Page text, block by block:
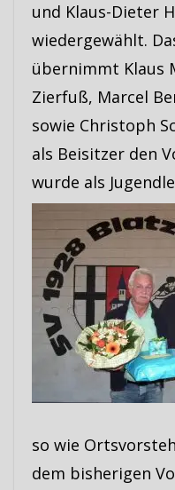
und Klaus-Dieter
wiedergewählt.
übernimmt Klaus
Zierfuß, Marcel
sowie Christoph
als Beisitzer den
wurde als
so wie
dem bisherigen